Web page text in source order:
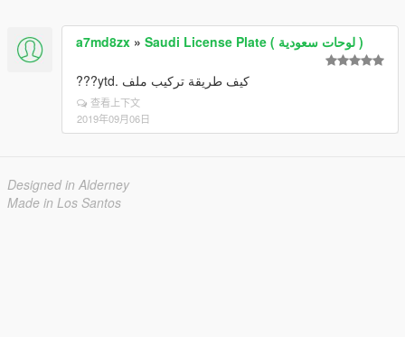
a7md8zx » Saudi License Plate ( لوحات سعودية )
كيف طريقة تركيب ملف .ytd???
查看上下文
2019年09月06日
Designed in Alderney
Made in Los Santos